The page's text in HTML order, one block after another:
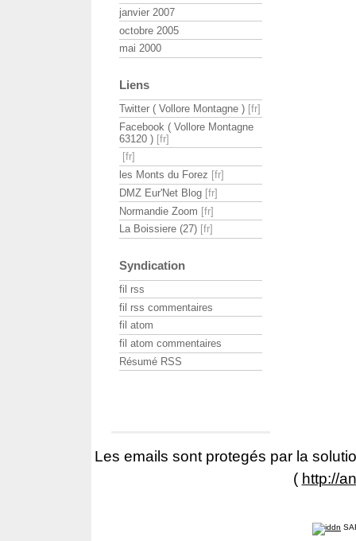
janvier 2007
octobre 2005
mai 2000
Liens
Twitter ( Vollore Montagne )
Facebook ( Vollore Montagne
63120 )
les Monts du Forez
DMZ Eur'Net Blog
Normandie Zoom
La Boissiere (27)
Syndication
fil rss
fil rss commentaires
fil atom
fil atom commentaires
Résumé RSS
Les emails sont protegés par la
( http://